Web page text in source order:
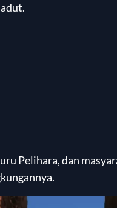
Pelihara, dan